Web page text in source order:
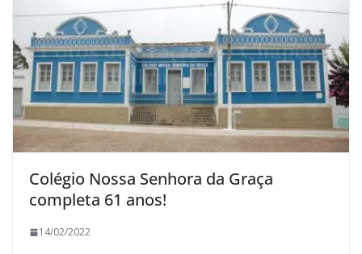
Colégio Nossa Senhora da Graça
completa 61 anos!
14/02/2022